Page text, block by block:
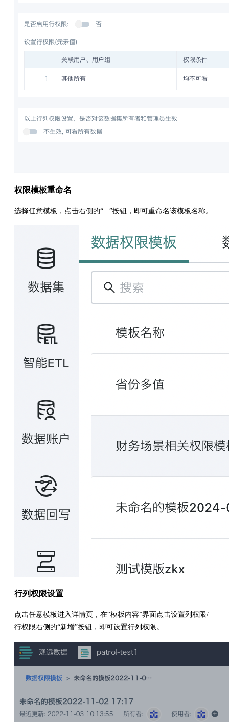
权限模板重命名
选择任意模板，点击右侧的“...”按钮，即可重命名该模板名称。
行列权限设置
点击任意模板进入详情页，在“模板内容”界面点击设置列权限/
行权限右侧的“新增”按钮，即可设置行列权限。